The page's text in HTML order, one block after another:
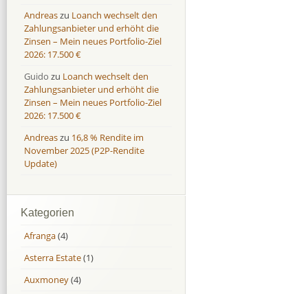
Andreaszu Loanch wechselt den
Zahlungsanbieter und erhöht die
Zinsen – Mein neues Portfolio-Ziel
2026: 17.500 €
Guido zu Loanch wechselt den
Zahlungsanbieter und erhöht die
Zinsen – Mein neues Portfolio-Ziel
2026: 17.500 €
Andreaszu 16,8 % Rendite im
November 2025 (P2P-Rendite
Update)
Kategorien
Afranga(4)
Asterra Estate(1)
Auxmoney(4)